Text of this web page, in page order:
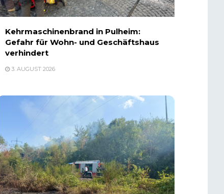
Kehrmaschinenbrand in Pulheim:
Gefahr für Wohn- und Geschäftshaus
verhindert
3. AUGUST 2026